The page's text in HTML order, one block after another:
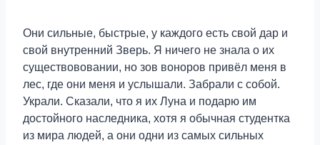
Они сильные, быстрые, у каждого есть свой дар и
свой внутренний Зверь. Я ничего не знала о их
существововании, но зов воноров привёл меня в
лес, где они меня и услышали. Забрали с собой.
Украли. Сказали, что я их Луна и подарю им
достойного наследника, хотя я обычная студентка
из мира людей, а они одни из самых сильных